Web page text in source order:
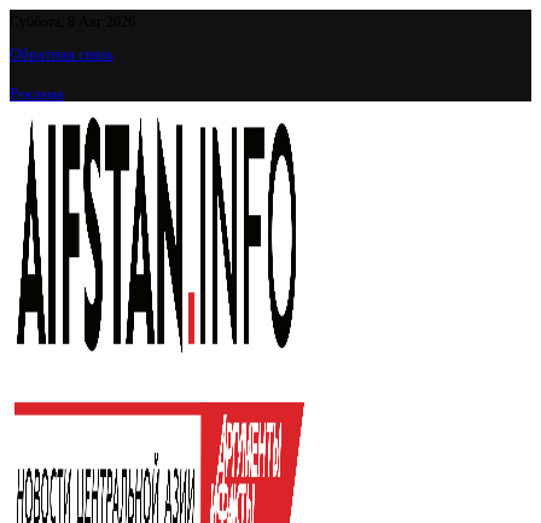
Обратная связь
Реклама